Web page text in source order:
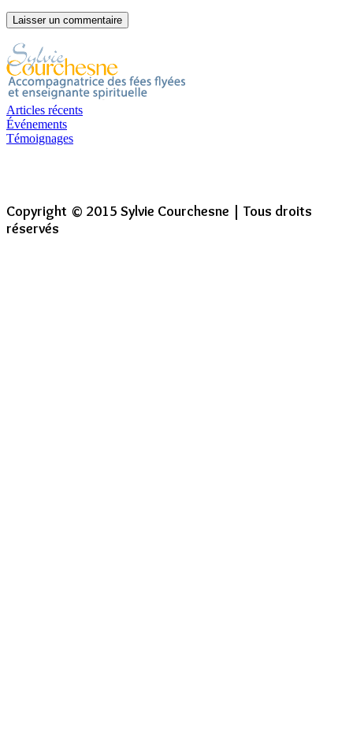
Articles récents
Événements
Témoignages
Copyright © 2015 Sylvie Courchesne | Tous droits
réservés